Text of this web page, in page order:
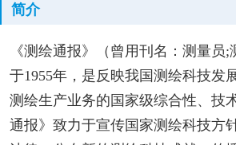
简介
《测绘通报》（曾用刊名：测量员;
于1955年，是反映我国测绘科技发
测绘生产业务的国家级综合性、技
通报》致力于宣传国家测绘科技方